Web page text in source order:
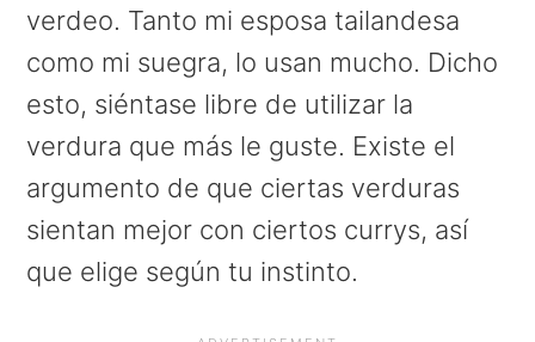
verdeo. Tanto mi esposa tailandesa
como mi suegra, lo usan mucho. Dicho
esto, siéntase libre de utilizar la
verdura que más le guste. Existe el
argumento de que ciertas verduras
sientan mejor con ciertos currys, así
que elige según tu instinto.